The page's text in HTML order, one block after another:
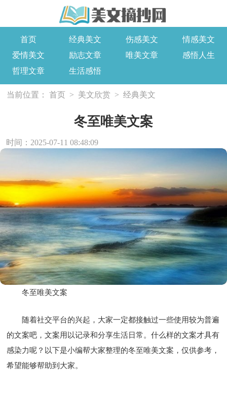
首页 经典美文 伤感美文
情感美文
爱情美文
励志文章 唯美文章
感悟人生
哲理文章
生活感悟
当前位置： 首页 > 美文欣赏 > 经典美文
冬至唯美文案
时间：2025-07-11 08:48:09
冬至唯美文案
随着社交平台的兴起，大家一定都接触过一些使用较为普遍
的文案吧，文案用以记录和分享生活日常。什么样的文案才具有
感染力呢？以下是小编帮大家整理的冬至唯美文案，仅供参考，
希望能够帮助到大家。